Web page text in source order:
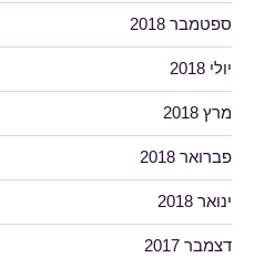
ספטמבר 2018
יולי 2018
מרץ 2018
פברואר 2018
ינואר 2018
דצמבר 2017